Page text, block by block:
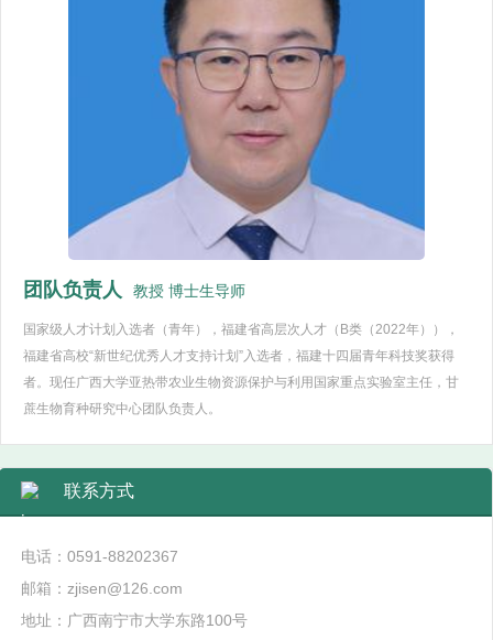
团队负责人 教授 博士生导师
国家级人才计划入选者（青年），福建省高层次人才（B类（2022年）），
福建省高校“新世纪优秀人才支持计划”入选者，福建十四届青年科技奖获得
者。现任广西大学亚热带农业生物资源保护与利用国家重点实验室主任，甘
蔗生物育种研究中心团队负责人。
联系方式
电话：0591-88202367
邮箱：zjisen@126.com
地址：广西南宁市大学东路100号